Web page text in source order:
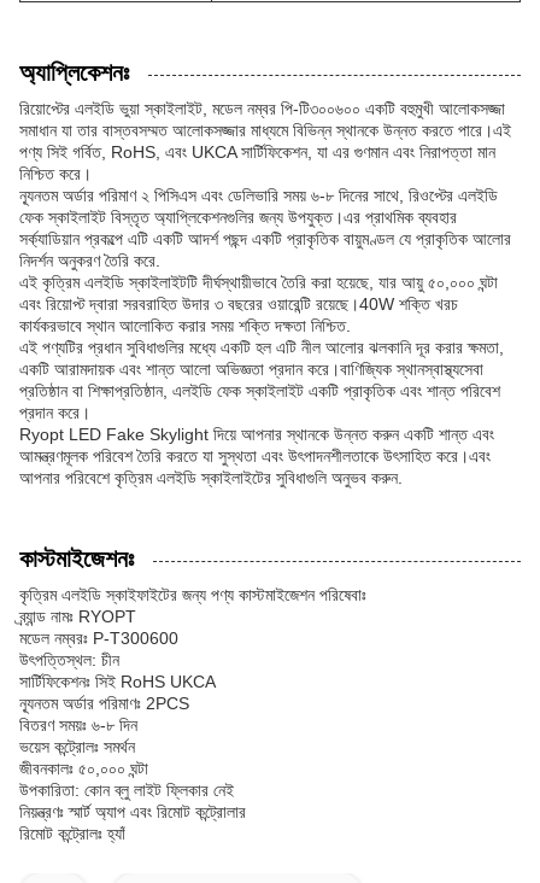
অ্যাপ্লিকেশনঃ
রিয়োপ্টের এলইডি ভুয়া স্কাইলাইট, মডেল নম্বর পি-টি৩০০৬০০ একটি বহুমুখী আলোকসজ্জা
সমাধান যা তার বাস্তবসম্মত আলোকসজ্জার মাধ্যমে বিভিন্ন স্থানকে উন্নত করতে পারে।এই
পণ্য সিই গর্বিত, RoHS, এবং UKCA সার্টিফিকেশন, যা এর গুণমান এবং নিরাপত্তা মান
নিশ্চিত করে।
ন্যূনতম অর্ডার পরিমাণ ২ পিসিএস এবং ডেলিভারি সময় ৬-৮ দিনের সাথে, রিওপ্টের এলইডি
ফেক স্কাইলাইট বিস্তৃত অ্যাপ্লিকেশনগুলির জন্য উপযুক্ত।এর প্রাথমিক ব্যবহার
সর্ক্যাডিয়ান প্রকল্পে এটি একটি আদর্শ পছন্দ একটি প্রাকৃতিক বায়ুমণ্ডল যে প্রাকৃতিক আলোর
নিদর্শন অনুকরণ তৈরি করে.
এই কৃত্রিম এলইডি স্কাইলাইটটি দীর্ঘস্থায়ীভাবে তৈরি করা হয়েছে, যার আয়ু ৫০,০০০ ঘন্টা
এবং রিয়োপ্ট দ্বারা সরবরাহিত উদার ৩ বছরের ওয়ারেন্টি রয়েছে।40W শক্তি খরচ
কার্যকরভাবে স্থান আলোকিত করার সময় শক্তি দক্ষতা নিশ্চিত.
এই পণ্যটির প্রধান সুবিধাগুলির মধ্যে একটি হল এটি নীল আলোর ঝলকানি দূর করার ক্ষমতা,
একটি আরামদায়ক এবং শান্ত আলো অভিজ্ঞতা প্রদান করে।বাণিজ্যিক স্থানস্বাস্থ্যসেবা
প্রতিষ্ঠান বা শিক্ষাপ্রতিষ্ঠান, এলইডি ফেক স্কাইলাইট একটি প্রাকৃতিক এবং শান্ত পরিবেশ
প্রদান করে।
Ryopt LED Fake Skylight দিয়ে আপনার স্থানকে উন্নত করুন একটি শান্ত এবং
আমন্ত্রণমূলক পরিবেশ তৈরি করতে যা সুস্থতা এবং উৎপাদনশীলতাকে উৎসাহিত করে।এবং
আপনার পরিবেশে কৃত্রিম এলইডি স্কাইলাইটের সুবিধাগুলি অনুভব করুন.
কাস্টমাইজেশনঃ
কৃত্রিম এলইডি স্কাইফাইটের জন্য পণ্য কাস্টমাইজেশন পরিষেবাঃ
ব্র্যান্ড নামঃ RYOPT
মডেল নম্বরঃ P-T300600
উৎপত্তিস্থল: চীন
সার্টিফিকেশনঃ সিই RoHS UKCA
ন্যূনতম অর্ডার পরিমাণঃ 2PCS
বিতরণ সময়ঃ ৬-৮ দিন
ভয়েস কন্ট্রোলঃ সমর্থন
জীবনকালঃ ৫০,০০০ ঘন্টা
উপকারিতা: কোন ব্লু লাইট ফ্লিকার নেই
নিয়ন্ত্রণঃ স্মার্ট অ্যাপ এবং রিমোট কন্ট্রোলার
রিমোট কন্ট্রোলঃ হ্যাঁ